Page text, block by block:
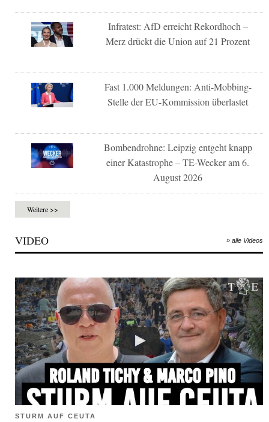
Infratest: AfD erreicht Rekordhoch –
Merz drückt die Union auf 21 Prozent
Fast 1.000 Meldungen: Anti-Mobbing-
Stelle der EU-Kommission überlastet
Bombendrohne: Leipzig entgeht knapp
einer Katastrophe – TE-Wecker am 6.
August 2026
Weitere >>
VIDEO » alle Videos
STURM AUF CEUTA